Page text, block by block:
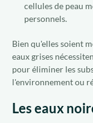
cellules de peau
personnels.
Bien qu'elles soient
eaux grises
pour éliminer les
l'environnement ou
Les eaux